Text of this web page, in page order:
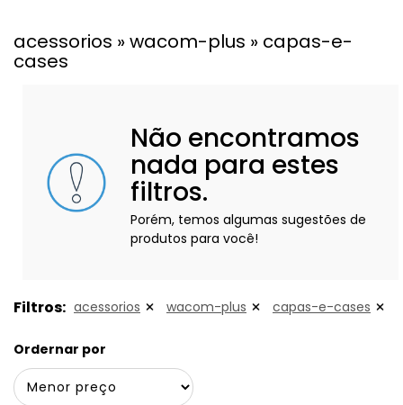
acessorios » wacom-plus » capas-e-
cases
Não encontramos
nada para estes
filtros.
Porém, temos algumas sugestões de
produtos para você!
Filtros: acessorios wacom-plus capas-e-cases
Ordernar por